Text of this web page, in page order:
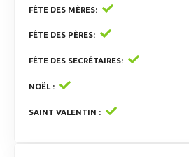
FÊTE DES MÈRES
FÊTE DES PÈRES
FÊTE DES SECRÉTAIRES
NOËL
SAINT VALENTIN